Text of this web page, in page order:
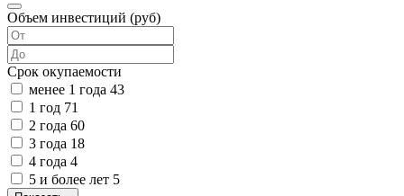
Объем инвестиций (руб)
Срок окупаемости
менее 1 года 43
1 год 71
2 года 60
3 года 18
4 года 4
5 и более лет 5